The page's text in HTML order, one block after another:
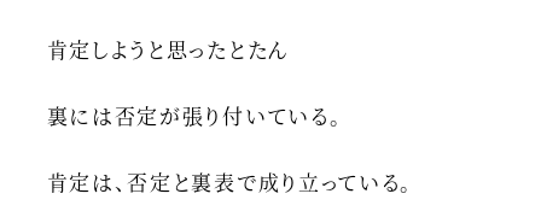
肯定しようと思ったとたん
裏には否定が張り付いている。
肯定は、否定と裏表で成り立っている。